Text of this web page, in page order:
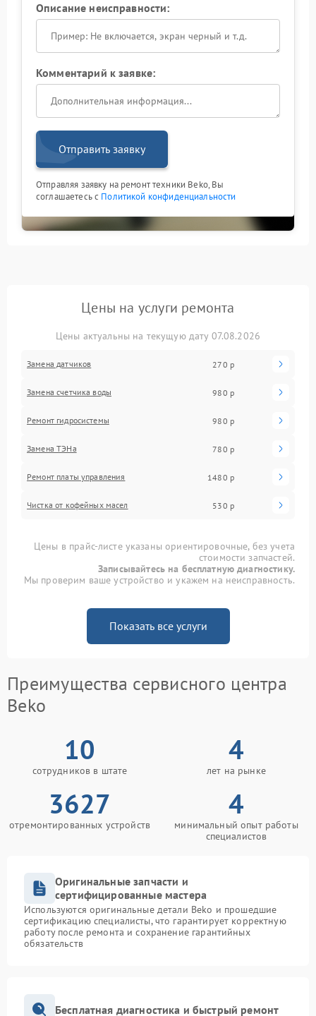
Описание неисправности:
Комментарий к заявке:
Отправить заявку
Отправляя заявку на ремонт техники Beko, Вы
соглашаетесь с Политикой конфиденциальности
Цены на услуги ремонта
Цены актуальны на текущую дату 07.08.2026
Замена датчиков 270 р
Замена счетчика воды 980 р
Ремонт гидросистемы 980 р
Замена ТЭНа 780 р
Ремонт платы управления 1480 р
Чистка от кофейных масел 530 р
Цены в прайс-листе указаны ориентировочные, без учета
стоимости запчастей.
Записывайтесь на бесплатную диагностику.
Мы проверим ваше устройство и укажем на неисправность.
Показать все услуги
Преимущества сервисного центра
Beko
10
сотрудников в штате
4
лет на рынке
3627
отремонтированных устройств
4
минимальный опыт работы
специалистов
Оригинальные запчасти и
сертифицированные мастера
Используются оригинальные детали Beko и прошедшие
сертификацию специалисты, что гарантирует корректную
работу после ремонта и сохранение гарантийных
обязательств
Бесплатная диагностика и быстрый ремонт